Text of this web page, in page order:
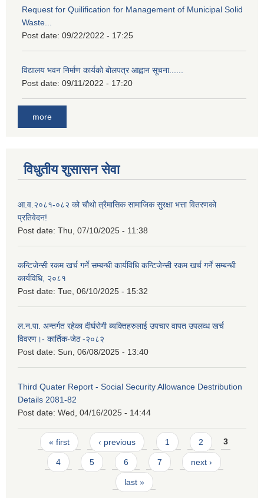
Request for Quilification for Management of Municipal Solid
Waste...
Post date: 09/22/2022 - 17:25
विद्यालय भवन निर्माण कार्यको बोलपत्र आह्वान सूचना......
Post date: 09/11/2022 - 17:20
more
विधुतीय शुसासन सेवा
आ.व.२०८१-०८२ को चौथो त्रैमासिक सामाजिक सुरक्षा भत्ता वितरणको
प्रतिवेदन!
Post date: Thu, 07/10/2025 - 11:38
कन्टिजेन्सी रकम खर्च गर्ने सम्बन्धी कार्यविधि कन्टिजेन्सी रकम खर्च गर्ने सम्बन्धी
कार्यविधि, २०८१
Post date: Tue, 06/10/2025 - 15:32
ल.न.पा. अन्तर्गत रहेका दीर्घरोगी ब्यक्तिहरुलाई उपचार वापत उपलव्ध खर्च
विवरण।- कार्तिक-जेठ -२०८२
Post date: Sun, 06/08/2025 - 13:40
Third Quater Report - Social Security Allowance Destribution
Details 2081-82
Post date: Wed, 04/16/2025 - 14:44
Pages
« first ‹ previous 1 2 3
4 5 6 7 next ›
last »